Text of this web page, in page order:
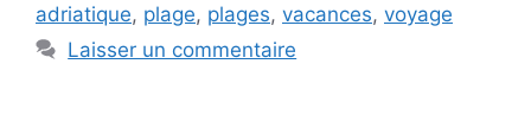
adriatique, plage, plages, vacances, voyage
Laisser un commentaire